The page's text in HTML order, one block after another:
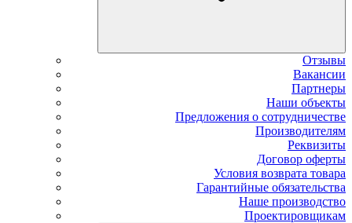
Отзывы
Вакансии
Партнеры
Наши объекты
Предложения о сотрудничестве
Производителям
Реквизиты
Договор оферты
Условия возврата товара
Гарантийные обязательства
Наше производство
Проектировщикам